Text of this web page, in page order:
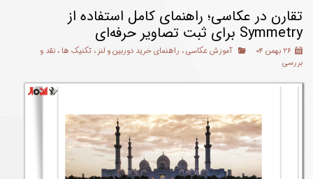
تقارن در عکاسی؛ راهنمای کامل استفاده از
Symmetry برای ثبت تصاویر حرفه‌ای
۲۶ بهمن ۰۴ آموزش عکاسی، راهنمای خرید دوربین و لنز، تکنیک ها ، نقد و
بررسی